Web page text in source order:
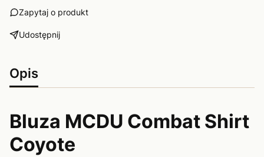
Zapytaj o produkt
Udostępnij
Opis
Bluza MCDU Combat Shirt
Coyote